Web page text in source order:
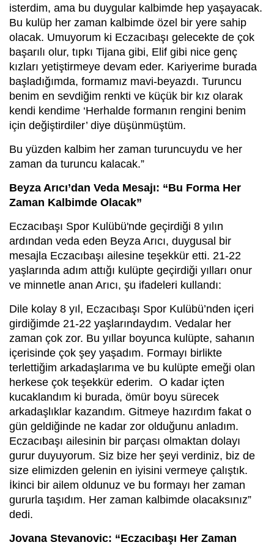
isterdim, ama bu duygular kalbimde hep yaşayacak.
Bu kulüp her zaman kalbimde özel bir yere sahip
olacak. Umuyorum ki Eczacıbaşı gelecekte de çok
başarılı olur, tıpkı Tijana gibi, Elif gibi nice genç
kızları yetiştirmeye devam eder. Kariyerime burada
başladığımda, formamız mavi-beyazdı. Turuncu
benim en sevdiğim renkti ve küçük bir kız olarak
kendi kendime ‘Herhalde formanın rengini benim
için değiştirdiler’ diye düşünmüştüm.
Bu yüzden kalbim her zaman turuncuydu ve her
zaman da turuncu kalacak.”
Beyza Arıcı’dan Veda Mesajı: “Bu Forma Her
Zaman Kalbimde Olacak”
Eczacıbaşı Spor Kulübü'nde geçirdiği 8 yılın
ardından veda eden Beyza Arıcı, duygusal bir
mesajla Eczacıbaşı ailesine teşekkür etti. 21-22
yaşlarında adım attığı kulüpte geçirdiği yılları onur
ve minnetle anan Arıcı, şu ifadeleri kullandı:
Dile kolay 8 yıl, Eczacıbaşı Spor Kulübü’nden içeri
girdiğimde 21-22 yaşlarındaydım. Vedalar her
zaman çok zor. Bu yıllar boyunca kulüpte, sahanın
içerisinde çok şey yaşadım. Formayı birlikte
terlettiğim arkadaşlarıma ve bu kulüpte emeği olan
herkese çok teşekkür ederim. O kadar içten
kucaklandım ki burada, ömür boyu sürecek
arkadaşlıklar kazandım. Gitmeye hazırdım fakat o
gün geldiğinde ne kadar zor olduğunu anladım.
Eczacıbaşı ailesinin bir parçası olmaktan dolayı
gurur duyuyorum. Siz bize her şeyi verdiniz, biz de
size elimizden gelenin en iyisini vermeye çalıştık.
İkinci bir ailem oldunuz ve bu formayı her zaman
gururla taşıdım. Her zaman kalbimde olacaksınız”
dedi.
Jovana Stevanovic: “Eczacıbaşı Her Zaman